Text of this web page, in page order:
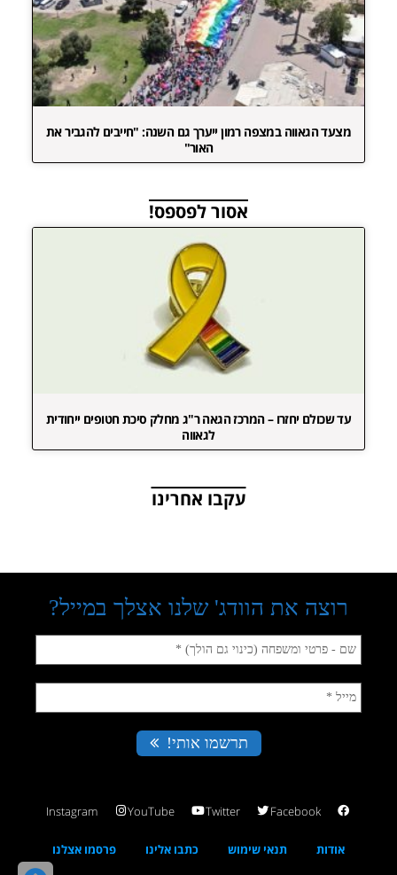
מצעד הגאווה במצפה רמון ייערך גם השנה: "חייבים להגביר את
האור"
אסור לפספס!
עד שכולם יחזרו – המרכז הגאה ר"ג מחלק סיכת חטופים ייחודית
לגאווה
עקבו אחרינו
Facebook
Twitter
YouTube
Instagram
אודות תנאי שימוש כתבו אלינו פרסמו אצלנו